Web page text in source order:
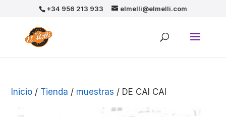
+34 956 213 933 elmelli@elmelli.com
Inicio / Tienda / muestras / DE CAI CAI